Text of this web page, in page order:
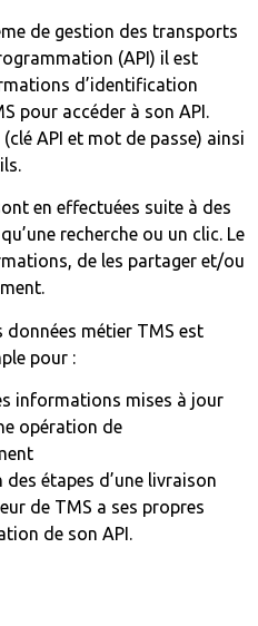
de gestion des transports
(API) il est
d’identification
pour accéder à son API.
API et mot de passe) ainsi
en effectuées suite à des
recherche ou un clic. Le
de les partager et/ou
données métier TMS est
pour :
informations mises à jour
opération de
étapes d’une livraison
de TMS a ses propres
de son API.